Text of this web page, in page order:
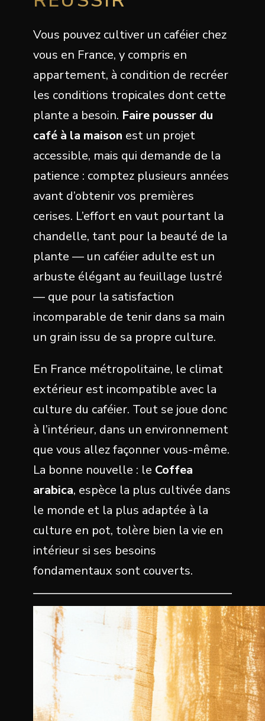
Vous pouvez cultiver un caféier chez
vous en France, y compris en
appartement, à condition de recréer
les conditions tropicales dont cette
plante a besoin. Faire pousser du
café à la maison est un projet
accessible, mais qui demande de la
patience : comptez plusieurs années
avant d’obtenir vos premières
cerises. L’effort en vaut pourtant la
chandelle, tant pour la beauté de la
plante — un caféier adulte est un
arbuste élégant au feuillage lustré
— que pour la satisfaction
incomparable de tenir dans sa main
un grain issu de sa propre culture.
En France métropolitaine, le climat
extérieur est incompatible avec la
culture du caféier. Tout se joue donc
à l’intérieur, dans un environnement
que vous allez façonner vous-même.
La bonne nouvelle : le Coffea
arabica, espèce la plus cultivée dans
le monde et la plus adaptée à la
culture en pot, tolère bien la vie en
intérieur si ses besoins
fondamentaux sont couverts.